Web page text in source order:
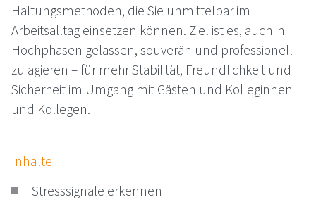
Haltungsmethoden, die Sie unmittelbar im
Arbeitsalltag einsetzen können. Ziel ist es, auch in
Hochphasen gelassen, souverän und professionell
zu agieren – für mehr Stabilität, Freundlichkeit und
Sicherheit im Umgang mit Gästen und Kolleginnen
und Kollegen.
Inhalte
Stresssignale erkennen